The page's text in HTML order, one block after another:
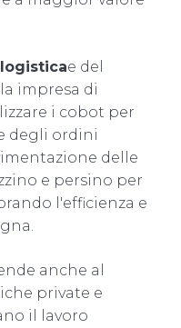
logisticae del
impresa di
i cobot per
degli ordini
delle
e persino per
l'efficienza e
anche al
private e
il lavoro